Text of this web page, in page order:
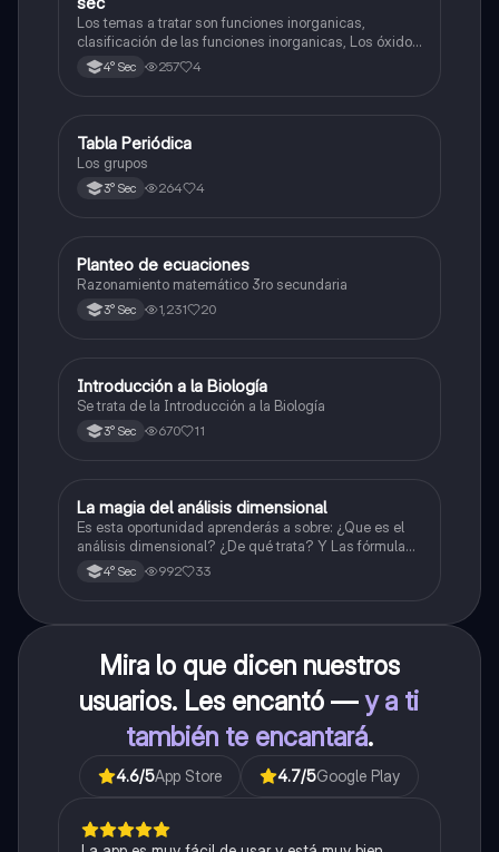
Los temas a tratar son funciones inorganicas,
clasificación de las funciones inorganicas, Los óxidos
y los óxidos ácidos
4° Sec 257 4
Química
Tabla Periódica
Los grupos
3° Sec 264 4
Matemáticas
Planteo de ecuaciones
Razonamiento matemático 3ro secundaria
3° Sec 1,231 20
Biología
Introducción a la Biología
Se trata de la Introducción a la Biología
3° Sec 670 11
Física
La magia del análisis dimensional
Es esta oportunidad aprenderás a sobre: ¿Que es el
análisis dimensional? ¿De qué trata? Y Las fórmulas
de las magnitudes fundamentales y derivadas.
4° Sec 992 33
Mira lo que dicen nuestros
usuarios. Les encantó —y a ti
también te encantará.
4.6/5App Store 4.7/5Google Play